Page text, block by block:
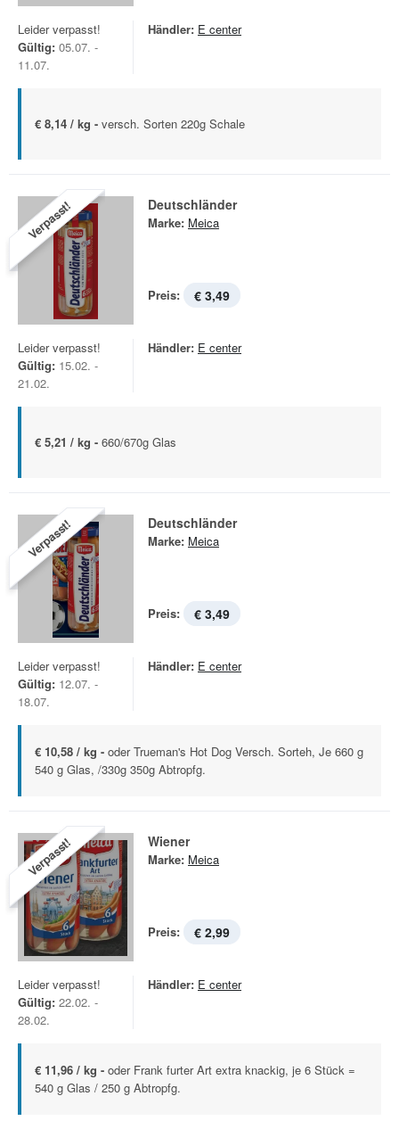
Leider verpasst!
Gültig: 05.07. -
11.07.
Händler: E center
€ 8,14 / kg - versch. Sorten 220g Schale
Verpasst! Deutschländer
Marke: Meica
Preis: € 3,49
Leider verpasst!
Gültig: 15.02. -
21.02.
Händler: E center
€ 5,21 / kg - 660/670g Glas
Verpasst! Deutschländer
Marke: Meica
Preis: € 3,49
Leider verpasst!
Gültig: 12.07. -
18.07.
Händler: E center
€ 10,58 / kg - oder Trueman's Hot Dog Versch. Sorteh, Je 660 g
540 g Glas, /330g 350g Abtropfg.
Verpasst! Wiener
Marke: Meica
Preis: € 2,99
Leider verpasst!
Gültig: 22.02. -
28.02.
Händler: E center
€ 11,96 / kg - oder Frank furter Art extra knackig, je 6 Stück =
540 g Glas / 250 g Abtropfg.